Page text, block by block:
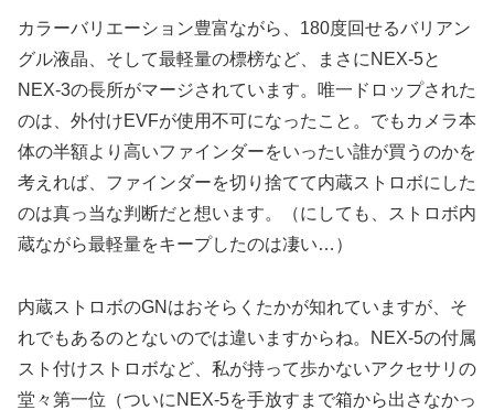
カラーバリエーション豊富ながら、180度回せるバリアン
グル液晶、そして最軽量の標榜など、まさにNEX-5と
NEX-3の長所がマージされています。唯一ドロップされた
のは、外付けEVFが使用不可になったこと。でもカメラ本
体の半額より高いファインダーをいったい誰が買うのかを
考えれば、ファインダーを切り捨てて内蔵ストロボにした
のは真っ当な判断だと想います。（にしても、ストロボ内
蔵ながら最軽量をキープしたのは凄い…）
内蔵ストロボのGNはおそらくたかが知れていますが、そ
れでもあるのとないのでは違いますからね。NEX-5の付属
スト付けストロボなど、私が持って歩かないアクセサリの
堂々第一位（ついにNEX-5を手放すまで箱から出さなかっ